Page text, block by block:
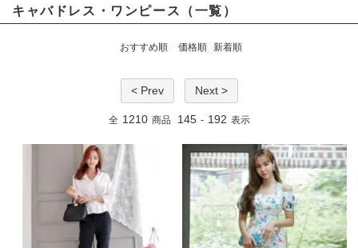
キャバドレス・ワンピース（一覧）
おすすめ順 価格順 新着順
< Prev Next >
全 1210 商品 145 - 192 表示